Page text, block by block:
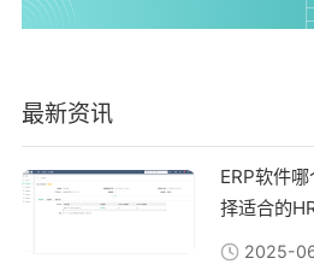
最新资讯
ERP软件
择适合的
2025-